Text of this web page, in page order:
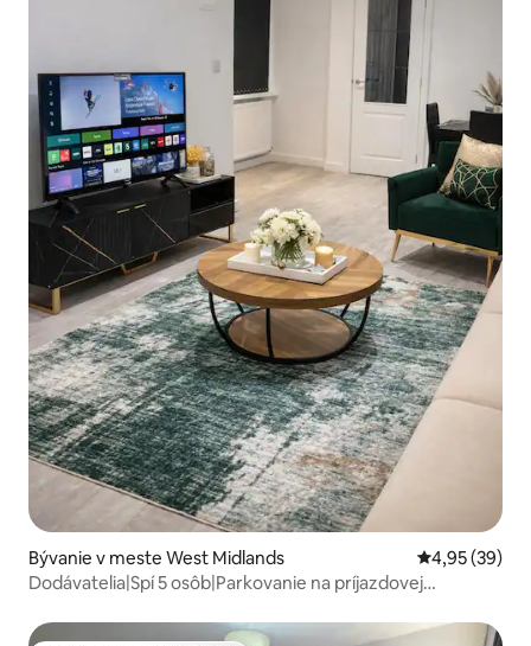
Bývanie v meste West Midlands Priemerné
4,95 (39)
Dodávatelia|Spí 5 osôb|Parkovanie na príjazdovej